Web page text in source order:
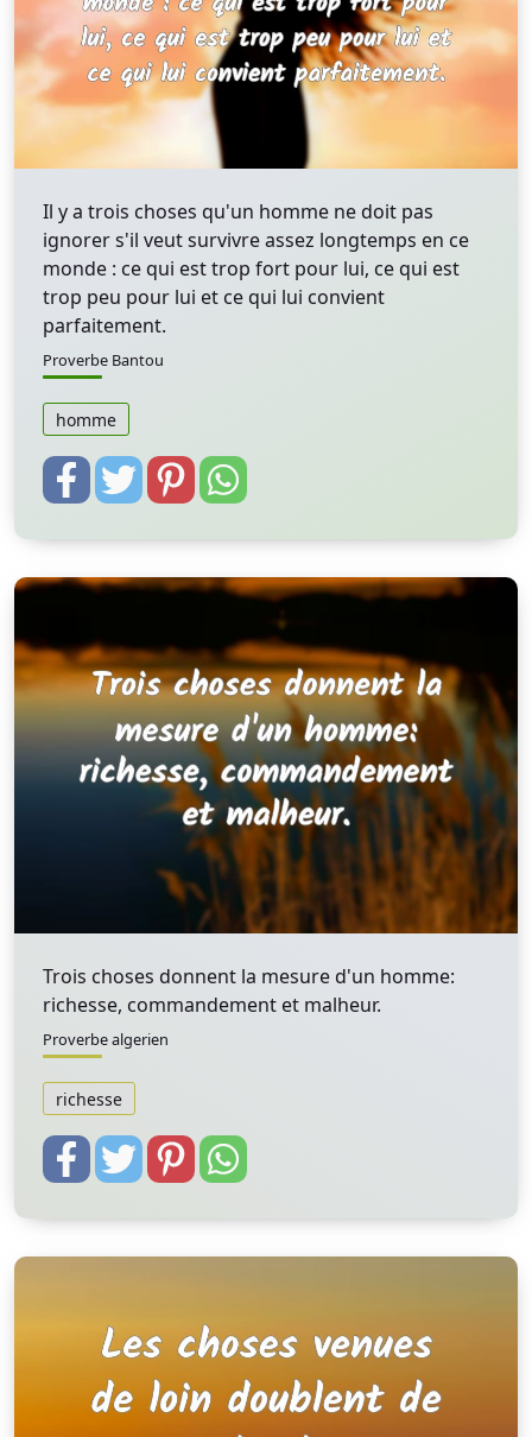
Il y a trois choses qu'un homme ne doit pas
ignorer s'il veut survivre assez longtemps en ce
monde : ce qui est trop fort pour lui, ce qui est
trop peu pour lui et ce qui lui convient
parfaitement.
Proverbe Bantou
homme
Trois choses donnent la mesure d'un homme:
richesse, commandement et malheur.
Proverbe algerien
richesse